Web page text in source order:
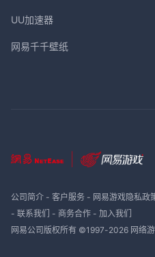
UU加速器
网易千千壁纸
公司简介- 客户服务- 网易游戏隐私政
- 联系我们 - 商务合作- 加入我们
网易公司版权所有 ©1997-2026 网络